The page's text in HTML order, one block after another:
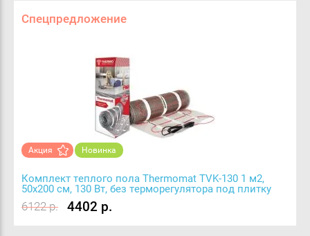
Спецпредложение
Акция Новинка
Комплект теплого пола Thermomat TVK-130 1 м2,
50х200 см, 130 Вт, без терморегулятора под плитку
6122 р. 4402 р.